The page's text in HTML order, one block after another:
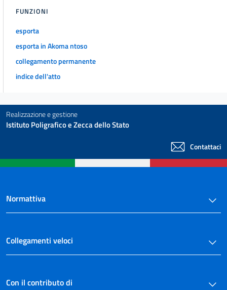
FUNZIONI
esporta
esporta in Akoma ntoso
collegamento permanente
indice dell'atto
Realizzazione e gestione
Istituto Poligrafico e Zecca dello Stato
Contattaci
Normattiva
Collegamenti veloci
Con il contributo di